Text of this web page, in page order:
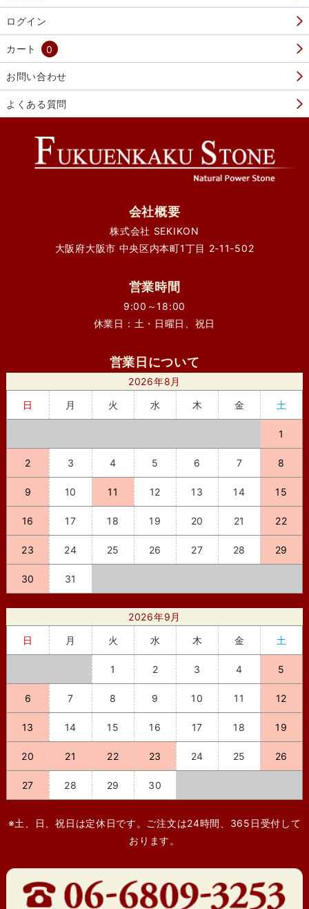
ログイン
カート 0
お問い合わせ
よくある質問
会社概要
株式会社 SEKIKON
大阪府大阪市 中央区内本町1丁目 2-11-502
営業時間
9:00～18:00
休業日：土・日曜日、祝日
営業日について
2026年8月
日
月 火 水 木 金 土
1
2 3 4 5 6 7 8
9 10 11 12 13 14 15
16 17 18 19 20 21 22
23 24 25 26 27 28 29
30 31
2026年9月
日
月 火 水 木 金 土
1 2 3 4 5
6 7 8 9 10 11 12
13 14 15 16 17 18 19
20 21 22 23 24 25 26
27 28 29 30
※土、日、祝日は定休日です。ご注文は24時間、365日受付して
おります。